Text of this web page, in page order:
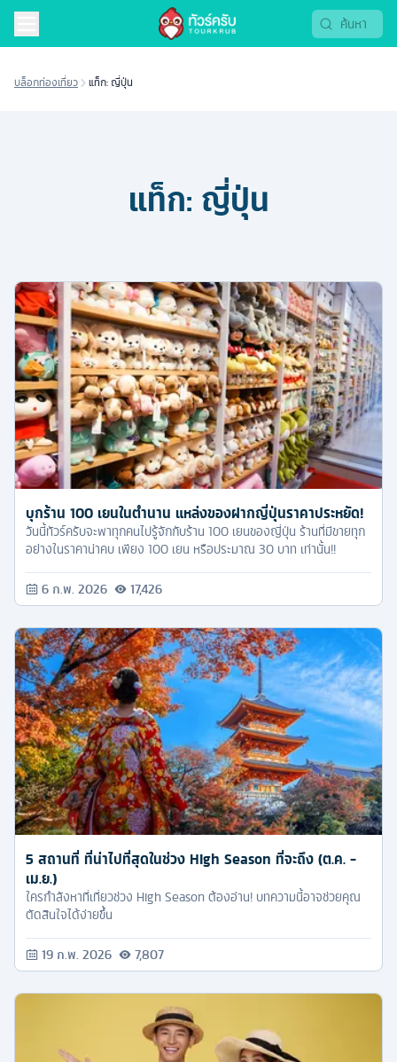
บล็อกท่องเที่ยว แท็ก: ญี่ปุ่น
แท็ก: ญี่ปุ่น
บุกร้าน 100 เยนในตำนาน แหล่งของฝากญี่ปุ่นราคาประหยัด!
วันนี้ทัวร์ครับจะพาทุกคนไปรู้จักกับร้าน 100 เยนของญี่ปุ่น ร้านที่มีขายทุก
อย่างในราคาน่าคบ เพียง 100 เยน หรือประมาณ 30 บาท เท่านั้น!!
6 ก.พ. 2026 17,426
5 สถานที่ ที่น่าไปที่สุดในช่วง High Season ที่จะถึง (ต.ค. -
เม.ย.)
ใครกำลังหาที่เที่ยวช่วง High Season ต้องอ่าน! บทความนี้อาจช่วยคุณ
ตัดสินใจได้ง่ายขึ้น
19 ก.พ. 2026 7,807